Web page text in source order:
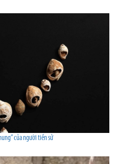
của người tiền sử